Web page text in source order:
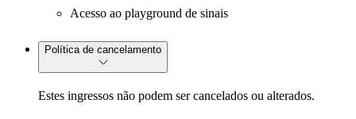
Acesso ao playground de sinais
Política de cancelamento
Estes ingressos não podem ser cancelados ou alterados.